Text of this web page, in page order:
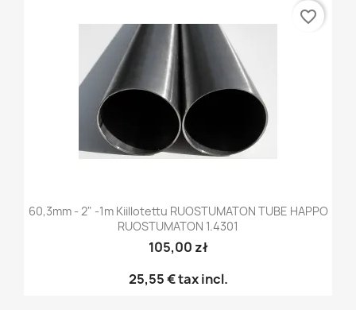
60,3mm - 2" -1m Kiillotettu RUOSTUMATON TUBE HAPPO
RUOSTUMATON 1.4301
105,00 zł
25,55 €tax incl.
favorite_border